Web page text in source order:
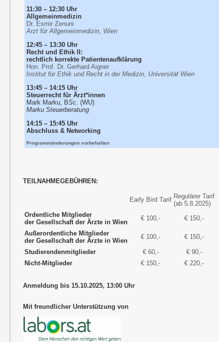
11:30 – 12:30 Uhr
Allgemeinmedizin
Dr. Esmir Zenuni
Arzt für Allgemeinmedizin, Wien
12:45 – 13:30 Uhr
Recht und Ethik II:
rechtlich korrekte Patientenaufklärung
Hon. Prof. Dr. Gerhard Aigner
Institut für Ethik und Recht in der Medizin, Universität Wien
13:45 – 14:15 Uhr
Steuerrecht für Ärzt*innen
Mark Marku, BSc. (WU)
Marku Steuerberatung
14:15 – 15:45 Uhr
Abschluss & Networking
Programmänderungen vorbehalten
TEILNAHMEGEBÜHREN:
Early Bird Tarif Regulärer Tarif
(ab 5.8.2025)
Ordentliche Mitglieder
der Gesellschaft der Ärzte in Wien
€ 100,- € 150,-
Außerordentliche Mitglieder
der Gesellschaft der Ärzte in Wien
€ 100,- € 150,-
Studierendenmitglieder € 60,-
€ 90,-
Nicht-Mitglieder
€ 150,- € 220,-
Anmeldung bis 15.10.2025, 13:00 Uhr
Mit freundlicher Unterstützung von